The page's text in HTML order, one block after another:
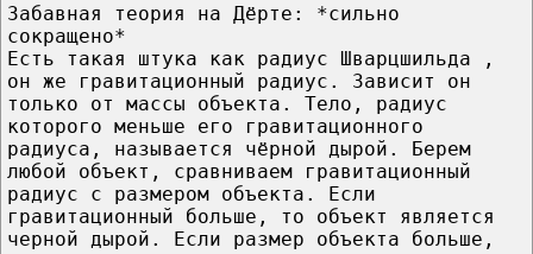
Забавная теория на Дёрте: *сильно
сокращено*
Есть такая штука как радиус Шварцшильда ,
он же гравитационный радиус. Зависит он
только от массы объекта. Тело, радиус
которого меньше его гравитационного
радиуса, называется чёрной дырой. Берем
любой объект, сравниваем гравитационный
радиус с размером объекта. Если
гравитационный больше, то объект является
черной дырой. Если размер объекта больше,